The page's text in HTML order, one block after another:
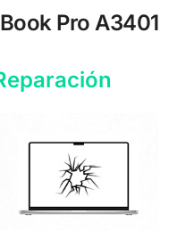
Pro A3401